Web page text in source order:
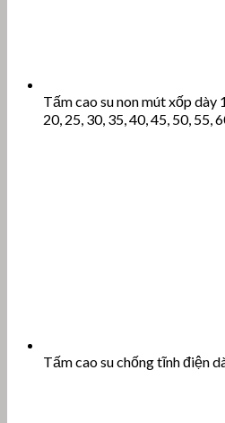
Tấm cao su non mút xốp dày
20, 25, 30, 35, 40, 45, 50, 55,
Tấm cao su chống tĩnh điện